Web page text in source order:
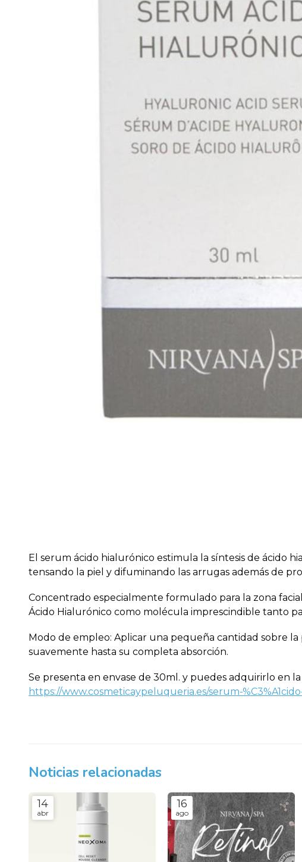
El serum ácido hialurónico estimula la síntesis de ácido
tensando la piel y difuminando las arrugas además de
Concentrado especialmente formulado para la zona
Ácido Hialurónico como molécula imprescindible tanto
Modo de empleo: Aplicar una pequeña cantidad sobre
suavemente hasta su completa absorción.
Se presenta en envase de 30ml. y puedes adquirirlo en
https://www.cosmeticaypeluqueria.es/serum-
Noticias relacionadas
14
abr
16
ago